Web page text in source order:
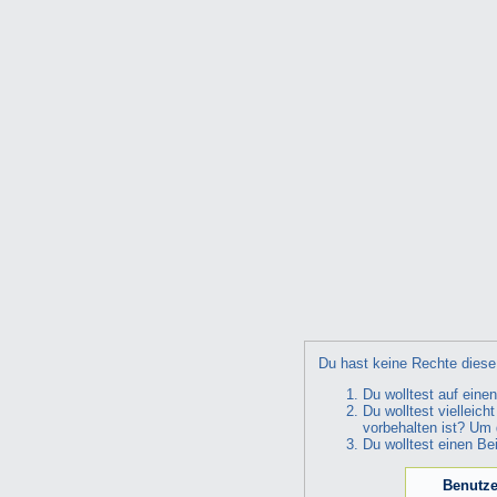
Du hast keine Rechte
Du wolltest auf
Du wolltest
vorbehalten ist?
Du wolltest einen